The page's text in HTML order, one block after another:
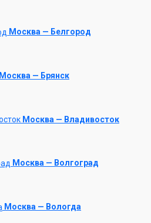
Москва — Белгород
Москва — Брянск
Москва — Владивосток
Москва — Волгоград
Москва — Вологда